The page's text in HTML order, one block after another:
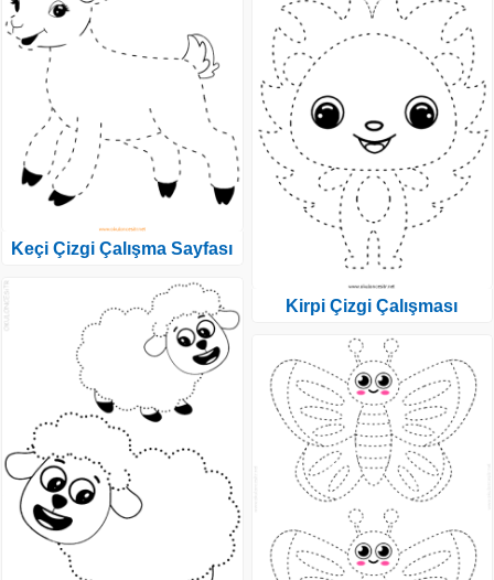
Keçi Çizgi Çalışma Sayfası
Kirpi Çizgi Çalışması